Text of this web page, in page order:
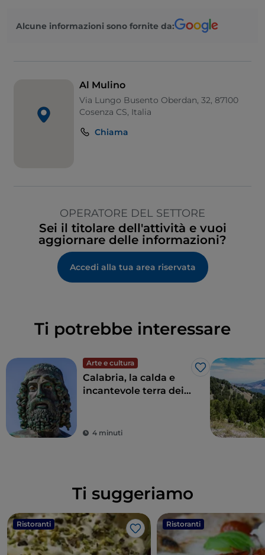
Alcune informazioni sono fornite da:
Al Mulino
Via Lungo Busento Oberdan, 32, 87100
Cosenza CS, Italia
Chiama
OPERATORE DEL SETTORE
Sei il titolare dell'attività e vuoi
aggiornare delle informazioni?
Accedi alla tua area riservata
Ti potrebbe interessare
Arte e cultura
Like
Calabria, la calda e
incantevole terra dei
4 minuti
Ti suggeriamo
Ristoranti
Like
Ristoranti